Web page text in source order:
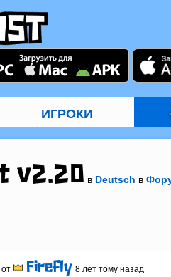
ИГРОКИ
v2.20 в Deutsch в
от Firefly 8 лет тому назад